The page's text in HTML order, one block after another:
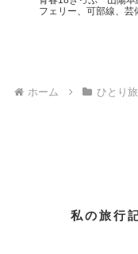
フェリー、可部線、芸
ホーム ひとり旅
私の旅行